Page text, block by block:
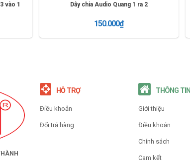
vào 1
Dây chia Audio Quang 1 ra 2
150.000₫
HỖ TRỢ
Điều khoản
Đổi trả hàng
THÔNG TIN
Giới thiệu
Điều khoản
Chính sách
Cam kết